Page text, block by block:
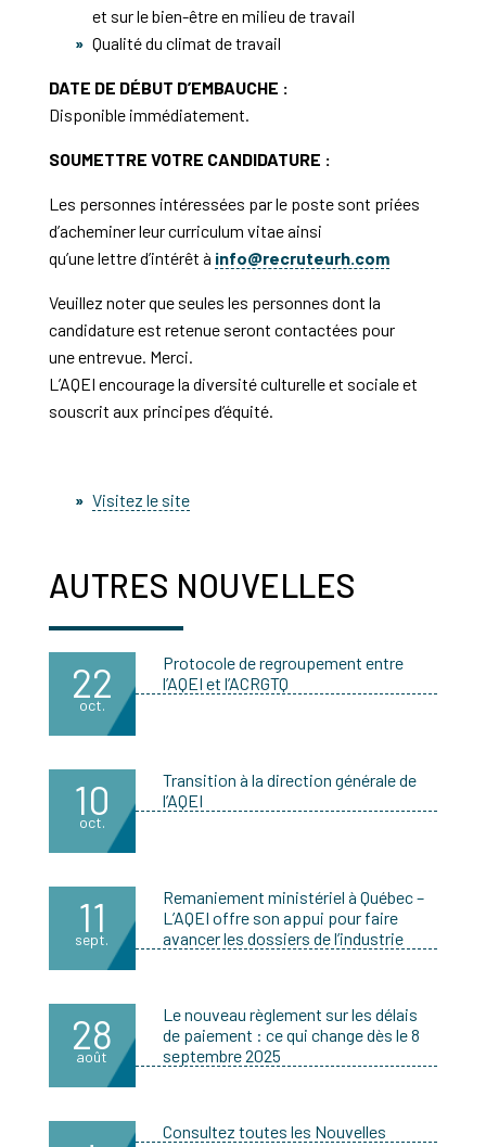
et sur le bien-être en milieu de travail
Qualité du climat de travail
DATE DE DÉBUT D’EMBAUCHE :
Disponible immédiatement.
SOUMETTRE VOTRE CANDIDATURE :
Les personnes intéressées par le poste sont priées
d’acheminer leur curriculum vitae ainsi
qu’une lettre d’intérêt à info@recruteurh.com
Veuillez noter que seules les personnes dont la
candidature est retenue seront contactées pour
une entrevue. Merci.
L’AQEI encourage la diversité culturelle et sociale et
souscrit aux principes d’équité.
Visitez le site
AUTRES NOUVELLES
22
oct.
Protocole de regroupement entre
l’AQEI et l’ACRGTQ
10
oct.
Transition à la direction générale de
l’AQEI
11
sept.
Remaniement ministériel à Québec –
L’AQEI offre son appui pour faire
avancer les dossiers de l’industrie
28
août
Le nouveau règlement sur les délais
de paiement : ce qui change dès le 8
septembre 2025
Consultez toutes les Nouvelles